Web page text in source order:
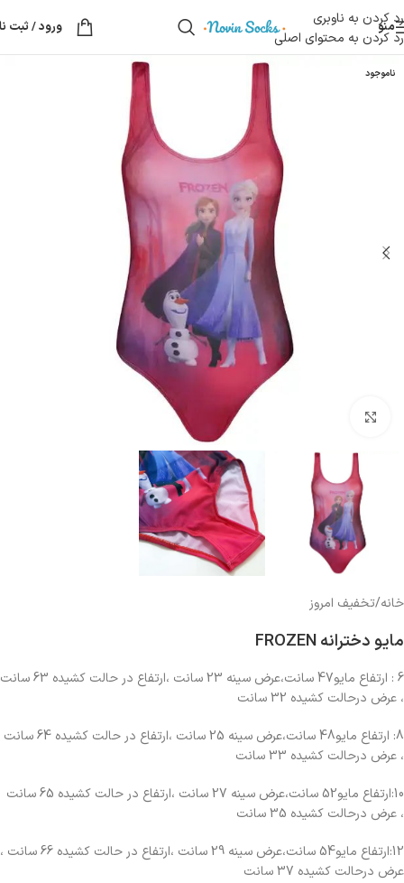
رد کردن به ناوبری
رد کردن به محتوای اصلی
منو ورود / ثبت
ناموجود
خانه/تخفیف امروز
مایو دخترانه FROZEN
6 : ارتفاع مایو47 سانت،عرض سینه 23 سانت ،ارتفاع در حالت کشیده 63 سانت
، عرض درحالت کشیده 32 سانت
8: ارتفاع مایو48 سانت،عرض سینه 25 سانت ،ارتفاع در حالت کشیده 64 سانت
، عرض درحالت کشیده 33 سانت
10:ارتفاع مایو52 سانت،عرض سینه 27 سانت ،ارتفاع در حالت کشیده 65 سانت
، عرض درحالت کشیده 35 سانت
12:ارتفاع مایو54 سانت،عرض سینه 29 سانت ،ارتفاع در حالت کشیده 66 سانت ،
عرض درحالت کشیده 37 سانت